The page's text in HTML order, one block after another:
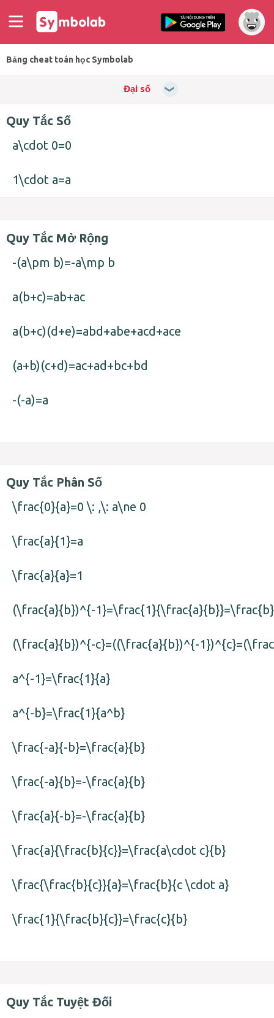
Bảng cheat toán học Symbolab
Đại số
Quy Tắc Số
a\cdot 0=0
1\cdot a=a
Quy Tắc Mở Rộng
-(a\pm b)=-a\mp b
a(b+c)=ab+ac
a(b+c)(d+e)=abd+abe+acd+ace
(a+b)(c+d)=ac+ad+bc+bd
-(-a)=a
Quy Tắc Phân Số
\frac{0}{a}=0 \: ,\: a\ne 0
\frac{a}{1}=a
\frac{a}{a}=1
(\frac{a}{b})^{-
(\frac{a}{b})^{-c}=((\frac{a}{b})^{-
a^{-1}=\frac{1}{a}
a^{-b}=\frac{1}{a^b}
\frac{-a}{-b}=\frac{a}{b}
\frac{-a}{b}=-\frac{a}{b}
\frac{a}{-b}=-\frac{a}{b}
\frac{a}{\frac{b}{c}}=\frac{a\cdot c}{b}
\frac{\frac{b}{c}}{a}=\frac{b}{c \cdot a}
\frac{1}{\frac{b}{c}}=\frac{c}{b}
Quy Tắc Tuyệt Đối